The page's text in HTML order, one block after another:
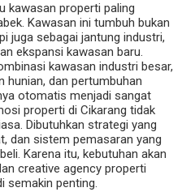
kawasan properti paling
Kawasan ini tumbuh bukan
juga sebagai jantung industri,
ekspansi kawasan baru.
kawasan industri besar,
hunian, dan pertumbuhan
otomatis menjadi sangat
properti di Cikarang tidak
Dibutuhkan strategi yang
dan sistem pemasaran yang
Karena itu, kebutuhan akan
creative agency properti
semakin penting.